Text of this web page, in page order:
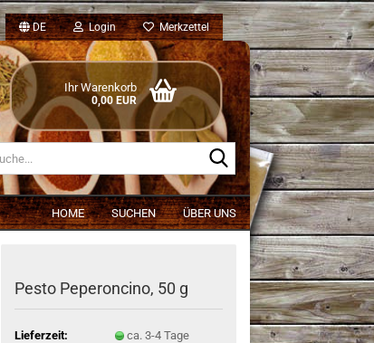
DE Login Merkzettel
Suche...
Ihr Warenkorb
0,00 EUR
HOME SUCHEN ÜBER UNS
Pesto Peperoncino, 50 g
Lieferzeit: ca. 3-4 Tage